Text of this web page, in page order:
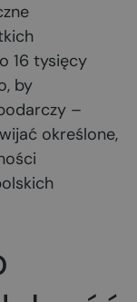
16 tysięcy
by
–
określone,